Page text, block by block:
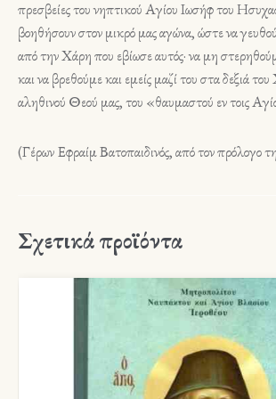
πρεσβείες του νηπτικού Αγίου Ιωσήφ του
βοηθήσουν στον μικρό μας αγώνα, ώστε να
από την Χάρη που εβίωσε αυτός· να μη
και να βρεθούμε και εμείς μαζί του στα δεξιά
αληθινού Θεού μας, του «θαυμαστού εν τοις
(Γέρων Εφραίμ Βατοπαιδινός, από τον πρόλογο
Σχετικά προϊόντα